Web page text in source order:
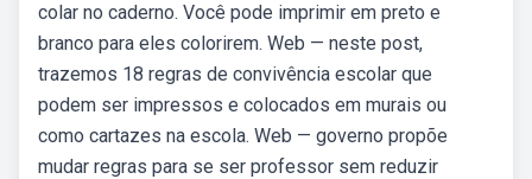
colar no caderno. Você pode imprimir em preto e
branco para eles colorirem. Web — neste post,
trazemos 18 regras de convivência escolar que
podem ser impressos e colocados em murais ou
como cartazes na escola. Web — governo propõe
mudar regras para se ser professor sem reduzir